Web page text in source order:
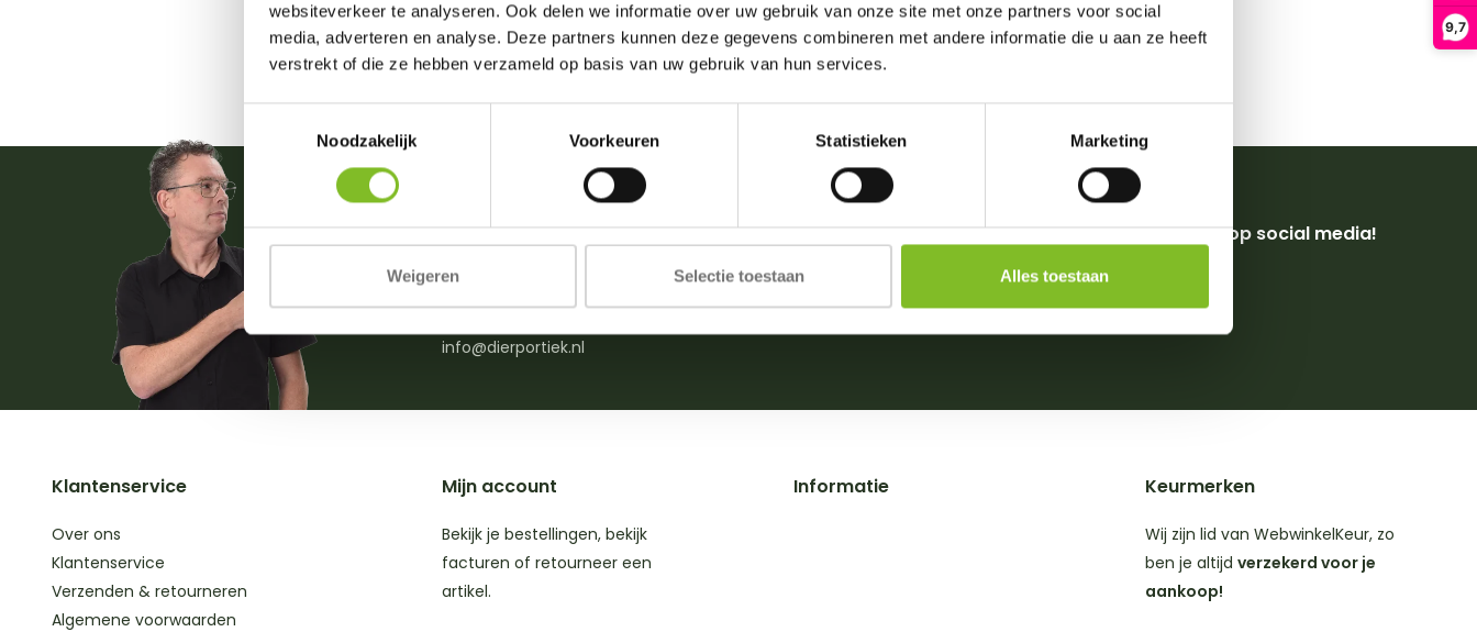
websiteverkeer te analyseren. Ook delen we informatie over uw gebruik van onze site met onze partners voor social
media, adverteren en analyse. Deze partners kunnen deze gegevens combineren met andere informatie die u aan ze heeft
verstrekt of die ze hebben verzameld op basis van uw gebruik van hun services.
Noodzakelijk
Voorkeuren Statistieken Marketing
Weigeren Selectie toestaan Alles toestaan
9,7
Toevoegen
Vragen of advies nodig?
0031 (0)174 512203
(ma. t/m zat. van 09:00-18:00)
info@dierportiek.nl
Beoordelingen
4,8
4,8op
6 Google reviews
Volg ons op social media!
Klantenservice
Over ons
Klantenservice
Verzenden & retourneren
Algemene voorwaarden
Mijn account
Bekijk je bestellingen, bekijk
facturen of retourneer een
artikel.
Informatie Keurmerken
Wij zijn lid van WebwinkelKeur, zo
ben je altijd verzekerd voor je
aankoop!